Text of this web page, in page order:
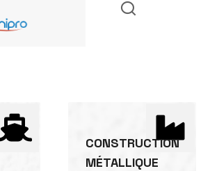
CONSTRUCTION
MÉTALLIQUE